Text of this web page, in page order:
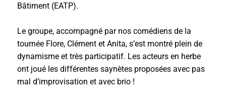
Bâtiment (EATP).
Le groupe, accompagné par nos comédiens de la
tournée Flore, Clément et Anita, s’est montré plein de
dynamisme et très participatif. Les acteurs en herbe
ont joué les différentes saynètes proposées avec pas
mal d’improvisation et avec brio !